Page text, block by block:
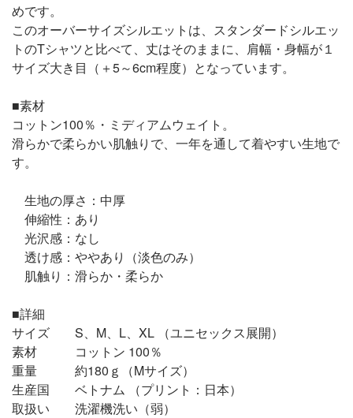
めです。
このオーバーサイズシルエットは、スタンダードシルエッ
トのTシャツと比べて、丈はそのままに、肩幅・身幅が１
サイズ大き目（＋5～6cm程度）となっています。
■素材
コットン100％・ミディアムウェイト。
滑らかで柔らかい肌触りで、一年を通して着やすい生地で
す。
生地の厚さ：中厚
伸縮性：あり
光沢感：なし
透け感：ややあり（淡色のみ）
肌触り：滑らか・柔らか
■詳細
サイズ S、M、L、XL （ユニセックス展開）
素材 コットン 100％
重量 約180ｇ（Mサイズ）
生産国 ベトナム （プリント：日本）
取扱い 洗濯機洗い（弱）